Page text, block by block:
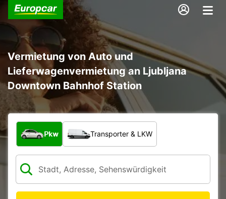
Vermietung von Auto und
Lieferwagenvermietung an Ljubljana
Downtown Bahnhof Station
Welche Art von Fahrzeug?
Pkw Transporter & LKW